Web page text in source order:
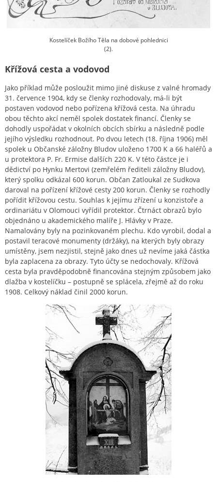
Kostelíček Božího Těla na dobové pohlednici
(2).
Křížová cesta a vodovod
Jako příklad může posloužit mimo jiné diskuse z valné hromady
31. července 1904, kdy se členky rozhodovaly, má-li být
postaven vodovod nebo pořízena křížová cesta. Na úhradu
obou těchto akcí neměl spolek dostatek financí. Členky se
dohodly uspořádat v okolních obcích sbírku a následně podle
jejího výsledku rozhodnout. Po dvou letech (18. října 1906) měl
spolek u Občanské záložny Bludov uloženo 1700 K a 66 haléřů a
u protektora P. Fr. Ermise dalších 220 K. V této částce je i
dědictví po Hynku Mertovi (zemřelém řediteli záložny Bludov),
který spolku odkázal 600 korun. Občan Zatloukal ze Sudkova
daroval na pořízení křížové cesty 200 korun. Členky se rozhodly
pořídit křížovou cestu. Souhlas k jejímu zřízení u konzistoře a
ordinariátu v Olomouci vyřídil protektor. Čtrnáct obrazů bylo
objednáno u akademického malíře J. Hlávky v Praze.
Namalovány byly na pozinkovaném plechu. Kdo vyrobil, dodal a
postavil teracové monumenty (držáky), na kterých byly obrazy
umístěny, jsem nezjistil, stejně jako dnes už nevíme jaká částka
byla zaplacena za obrazy. Tyto účty se nedochovaly. Křížová
cesta byla pravděpodobně financována stejným způsobem jako
dlažba v kostelíčku – postupně se splácela, zřejmě až do roku
1908. Celkový náklad činil 2000 korun.